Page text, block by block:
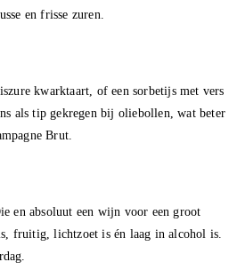
en frisse zuren.
kwarktaart, of een sorbetijs met vers
als tip gekregen bij oliebollen, wat beter
Brut.
en absoluut een wijn voor een groot
fruitig, lichtzoet is én laag in alcohol is.